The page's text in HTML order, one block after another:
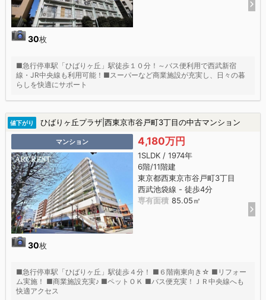
30枚
■急行停車駅「ひばりヶ丘」駅徒歩１０分！～バス便利用で西武新宿
線・JR中央線も利用可能！■スーパーなど商業施設が充実し、日々の暮
らしを快適にサポート
値下がり ひばりヶ丘プラザ|西東京市谷戸町3丁目の中古マンション
マンション
30枚
4,180万円
1SLDK / 1974年
6階/11階建
東京都西東京市谷戸町3丁目
西武池袋線 - 徒歩4分
専有面積 85.05㎡
■急行停車駅「ひばりヶ丘」駅徒歩４分！ ■６階南東向き☆ ■リフォー
ム実施！ ■商業施設充実♪ ■ペットＯＫ ■バス便充実！ＪＲ中央線へも
快適アクセス